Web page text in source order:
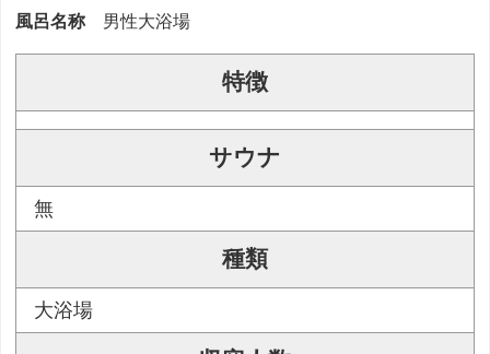
風呂名称 男性大浴場
特徴
サウナ
無
種類
大浴場